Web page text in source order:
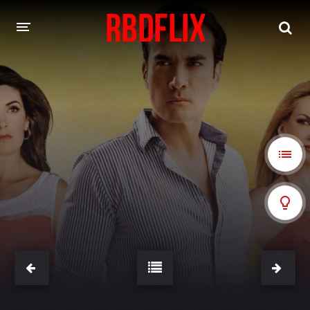
REBELDE
Rebelde: En Español Rebelde: Dublado
FILMES
Alfonso Herrera Anahí
Christian Chávez Christopher Von Uckermann